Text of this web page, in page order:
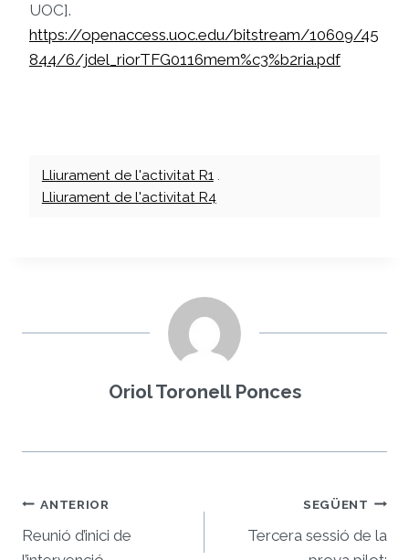
UOC].
https://openaccess.uoc.edu/bitstream/10609/45
844/6/jdel_riorTFG0116mem%c3%b2ria.pdf
Lliurament de l'activitat R1 .
Lliurament de l'activitat R4
Oriol Toronell Ponces
Navegació
d'entrades
ANTERIOR
Reunió d’inici de
SEGÜENT
Tercera sessió de la